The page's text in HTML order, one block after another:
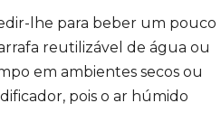
lhe para beber um pouco
reutilizável de água ou
em ambientes secos ou
pois o ar húmido